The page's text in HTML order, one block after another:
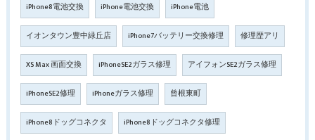
iPhone8電池交換 iPhone電池交換 iPhone電池
イオンタウン豊中緑丘店 iPhone7バッテリー交換修理 修理歴アリ
XS Max 画面交換 iPhoneSE2ガラス修理 アイフォンSE2ガラス修理
iPhoneSE2修理 iPhoneガラス修理 曾根東町
iPhone8ドッグコネクタ iPhone8ドッグコネクタ修理